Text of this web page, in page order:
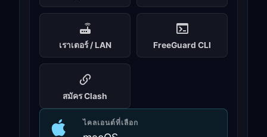
เราเตอร์ / LAN FreeGuard CLI
สมัคร Clash
ไคลเอนต์ที่เลือก